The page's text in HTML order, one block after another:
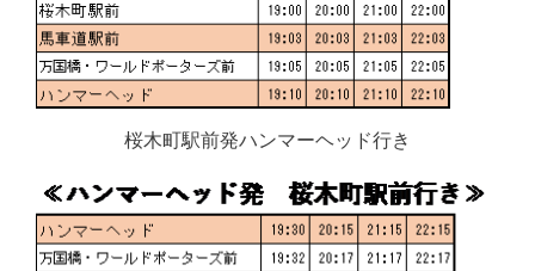
桜木町駅前発ハンマーヘッド行き